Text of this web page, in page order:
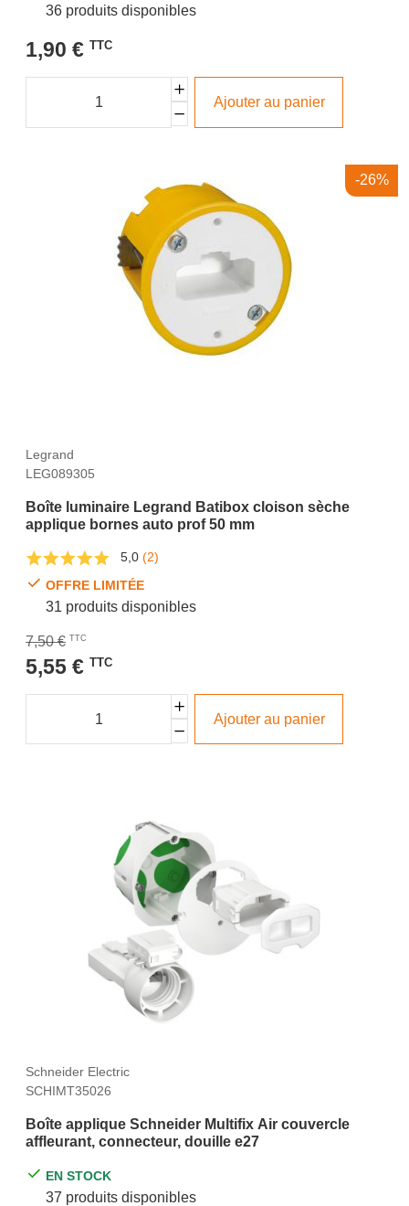
36 produits disponibles
1,90 € TTC
Ajouter au panier
-26%
Legrand
LEG089305
Boîte luminaire Legrand Batibox cloison sèche
applique bornes auto prof 50 mm
5,0 (2)
OFFRE LIMITÉE
31 produits disponibles
7,50 € TTC
5,55 € TTC
Ajouter au panier
Schneider Electric
SCHIMT35026
Boîte applique Schneider Multifix Air couvercle
affleurant, connecteur, douille e27
EN STOCK
37 produits disponibles